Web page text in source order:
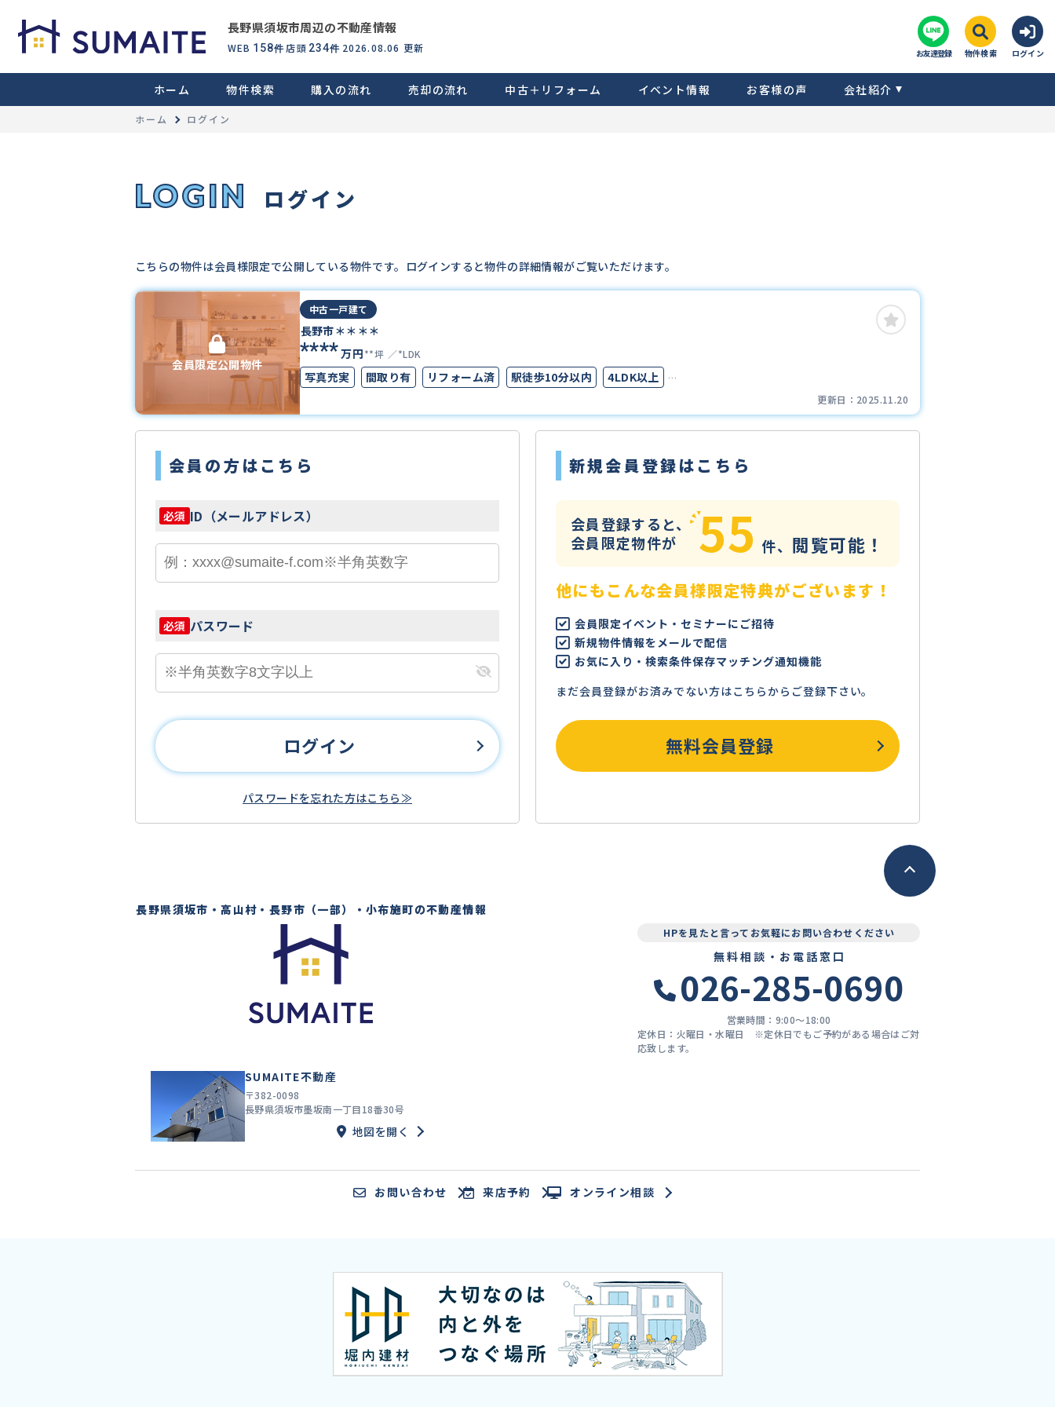
長野県須坂市周辺の不動産情報
WEB 158件 店頭 234件 2026.08.06 更新 お友達登録 物件検索 ログイン
ホーム 物件検索 購入の流れ 売却の流れ 中古＋リフォーム イベント情報 お客様の声 会社紹介
ホーム ログイン
LOGIN ログイン
こちらの物件は会員様限定で公開している物件です。ログインすると物件の詳細情報がご覧いただけます。
会員限定公開物件
中古一戸建て
長野市＊＊＊＊
****万円**坪 *LDK
写真充実 間取り有 リフォーム済 駅徒歩10分以内
4LDK以上
更新日： 2025.11.20
会員の方はこちら
必須 ID（メールアドレス）
必須 パスワード
ログイン
パスワードを忘れた方はこちら≫
新規会員登録はこちら
会員登録すると、
会員限定物件が
55 件、 閲覧可能！
他にもこんな会員様限定特典がございます！
会員限定イベント・セミナーにご招待
新規物件情報をメールで配信
お気に入り・検索条件保存マッチング通知機能
まだ会員登録がお済みでない方はこちらからご登録下さい。
無料会員登録
長野県須坂市・高山村・長野市（一部）・小布施町の不動産情報
HPを見たと言ってお気軽にお問い合わせください
無料相談・お電話窓口
026-285-0690
営業時間：9:00〜18:00
定休日：火曜日・水曜日 ※定休日でもご予約がある場合はご対
応致します。
SUMAITE不動産
〒382-0098
長野県須坂市墨坂南一丁目18番30号
地図を開く
お問い合わせ 来店予約 オンライン相談